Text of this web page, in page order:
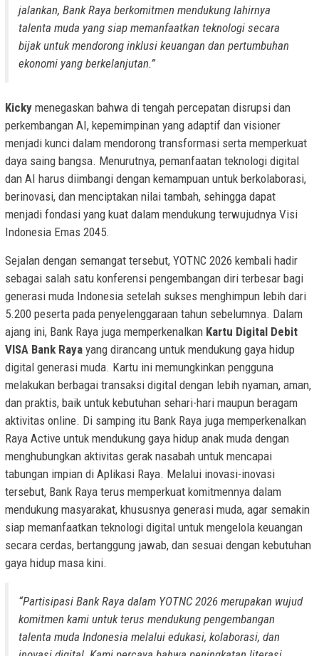
jalankan, Bank Raya berkomitmen mendukung lahirnya
talenta muda yang siap memanfaatkan teknologi secara
bijak untuk mendorong inklusi keuangan dan pertumbuhan
ekonomi yang berkelanjutan.”
Kicky menegaskan bahwa di tengah percepatan disrupsi dan
perkembangan AI, kepemimpinan yang adaptif dan visioner
menjadi kunci dalam mendorong transformasi serta memperkuat
daya saing bangsa. Menurutnya, pemanfaatan teknologi digital
dan AI harus diimbangi dengan kemampuan untuk berkolaborasi,
berinovasi, dan menciptakan nilai tambah, sehingga dapat
menjadi fondasi yang kuat dalam mendukung terwujudnya Visi
Indonesia Emas 2045.
Sejalan dengan semangat tersebut, YOTNC 2026 kembali hadir
sebagai salah satu konferensi pengembangan diri terbesar bagi
generasi muda Indonesia setelah sukses menghimpun lebih dari
5.200 peserta pada penyelenggaraan tahun sebelumnya. Dalam
ajang ini, Bank Raya juga memperkenalkan Kartu Digital Debit
VISA Bank Raya yang dirancang untuk mendukung gaya hidup
digital generasi muda. Kartu ini memungkinkan pengguna
melakukan berbagai transaksi digital dengan lebih nyaman, aman,
dan praktis, baik untuk kebutuhan sehari-hari maupun beragam
aktivitas online. Di samping itu Bank Raya juga memperkenalkan
Raya Active untuk mendukung gaya hidup anak muda dengan
menghubungkan aktivitas gerak nasabah untuk mencapai
tabungan impian di Aplikasi Raya. Melalui inovasi-inovasi
tersebut, Bank Raya terus memperkuat komitmennya dalam
mendukung masyarakat, khususnya generasi muda, agar semakin
siap memanfaatkan teknologi digital untuk mengelola keuangan
secara cerdas, bertanggung jawab, dan sesuai dengan kebutuhan
gaya hidup masa kini.
“Partisipasi Bank Raya dalam YOTNC 2026 merupakan wujud
komitmen kami untuk terus mendukung pengembangan
talenta muda Indonesia melalui edukasi, kolaborasi, dan